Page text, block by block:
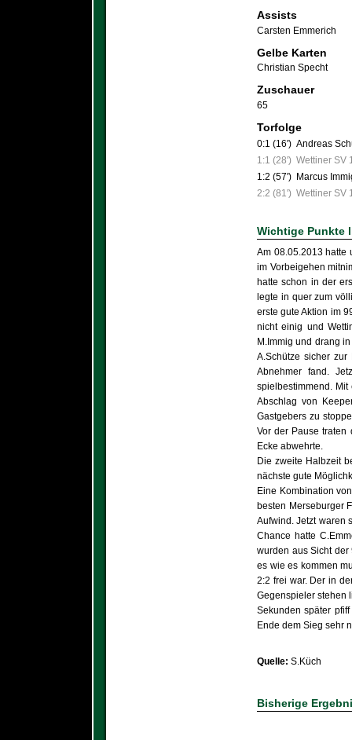
Assists
Carsten Emmerich
Gelbe Karten
Christian Specht
Zuschauer
65
Torfolge
0:1 (16') Andreas
1:1 (28') Wettiner SV
1:2 (57') Marcus
2:2 (81') Wettiner SV
Wichtige Punkte
Am 08.05.2013 hatte
im Vorbeigehen
hatte schon in der
legte in quer zum
erste gute Aktion im
nicht einig und
M.Immig und drang
A.Schütze sicher
Abnehmer fand.
spielbestimmend.
Abschlag von
Gastgebers zu
Vor der Pause traten
Ecke abwehrte.
Die zweite Halbzeit
nächste gute
Eine Kombination
besten Merseburger
Aufwind. Jetzt waren
Chance hatte
wurden aus Sicht
es wie es kommen
2:2 frei war. Der in
Gegenspieler stehen
Sekunden später
Ende dem Sieg sehr
Quelle: S.Küch
Bisherige